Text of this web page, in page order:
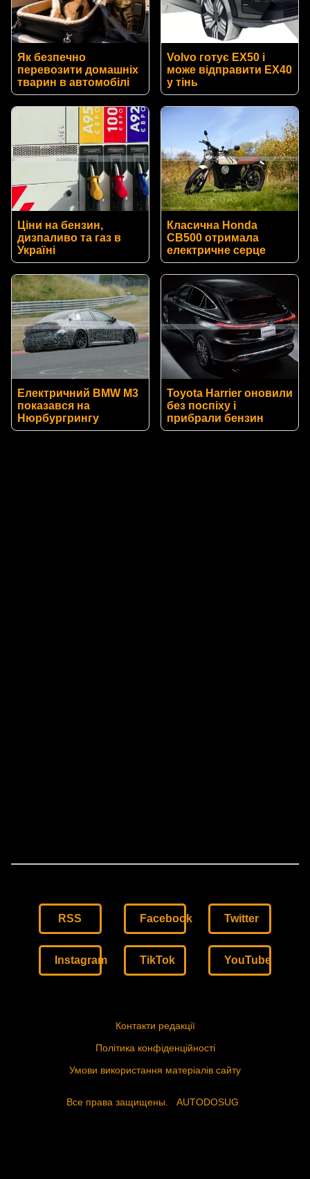
Як безпечно
перевозити домашніх
тварин в автомобілі
Volvo готує EX50 і
може відправити EX40
у тінь
Ціни на бензин,
дизпаливо та газ в
Україні
Класична Honda
CB500 отримала
електричне серце
Електричний BMW M3
показався на
Нюрбургрингу
Toyota Harrier оновили
без поспіху і
прибрали бензин
RSS Facebook Twitter
Instagram TikTok YouTube
Контакти редакції
Політика конфіденційності
Умови використання матеріалів сайту
Все права защищены. AUTODOSUG